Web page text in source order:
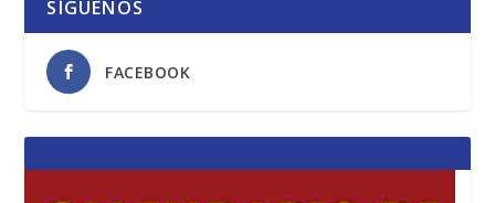
SÍGUENOS
FACEBOOK